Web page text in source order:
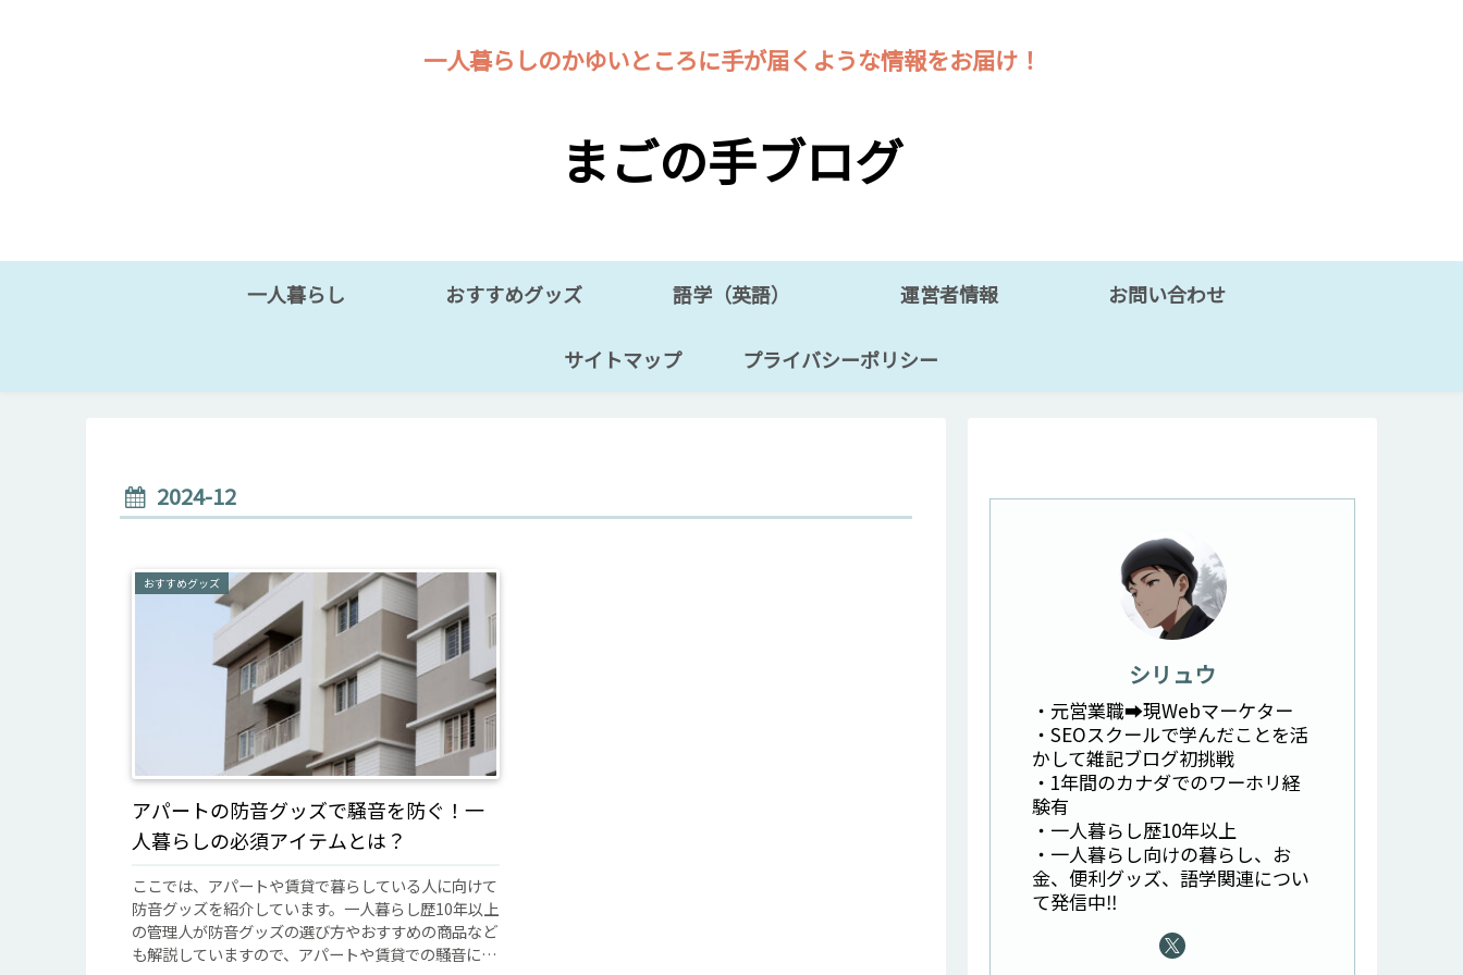
一人暮らしのかゆいところに手が届くような情報をお届け！
まごの手ブログ
一人暮らし おすすめグッズ 語学（英語） 運営者情報 お問い合わせ
サイトマップ プライバシーポリシー
2024-12
おすすめグッズ
アパートの防音グッズで騒音を防ぐ！一
人暮らしの必須アイテムとは？
ここでは、アパートや賃貸で暮らしている人に向けて
防音グッズを紹介しています。一人暮らし歴10年以上
の管理人が防音グッズの選び方やおすすめの商品など
も解説していますので、アパートや賃貸での騒音に悩
シリュウ
・元営業職➡︎現Webマーケター
・SEOスクールで学んだことを活
かして雑記ブログ初挑戦
・1年間のカナダでのワーホリ経
験有
・一人暮らし歴10年以上
・一人暮らし向けの暮らし、お
金、便利グッズ、語学関連につい
て発信中‼︎